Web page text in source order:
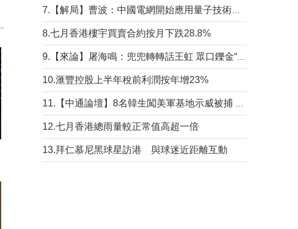
8.七月香港樓宇買賣合約按月下跌28.8%
10.滙豐控股上半年稅前利潤按年增23%
12.七月香港總雨量較正常值高超一倍
13.拜仁慕尼黑球星訪港 與球迷近距離互動